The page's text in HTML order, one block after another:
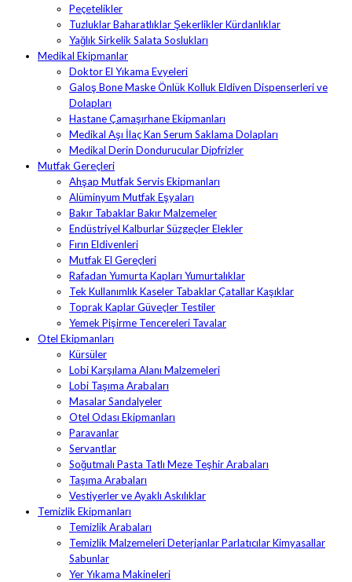
Peçetelikler
Tuzluklar Baharatlıklar Şekerlikler Kürdanlıklar
Yağlık Sirkelik Salata Soslukları
Medikal Ekipmanlar
Doktor El Yıkama Evyeleri
Galoş Bone Maske Önlük Kolluk Eldiven Dispenserleri ve
Dolapları
Hastane Çamaşırhane Ekipmanları
Medikal Aşı İlaç Kan Serum Saklama Dolapları
Medikal Derin Dondurucular Dipfrizler
Mutfak Gereçleri
Ahşap Mutfak Servis Ekipmanları
Alüminyum Mutfak Eşyaları
Bakır Tabaklar Bakır Malzemeler
Endüstriyel Kalburlar Süzgeçler Elekler
Fırın Eldivenleri
Mutfak El Gereçleri
Rafadan Yumurta Kapları Yumurtalıklar
Tek Kullanımlık Kaseler Tabaklar Çatallar Kaşıklar
Toprak Kaplar Güveçler Testiler
Yemek Pişirme Tencereleri Tavalar
Otel Ekipmanları
Kürsüler
Lobi Karşılama Alanı Malzemeleri
Lobi Taşıma Arabaları
Masalar Sandalyeler
Otel Odası Ekipmanları
Paravanlar
Servantlar
Soğutmalı Pasta Tatlı Meze Teşhir Arabaları
Taşıma Arabaları
Vestiyerler ve Ayaklı Askılıklar
Temizlik Ekipmanları
Temizlik Arabaları
Temizlik Malzemeleri Deterjanlar Parlatıcılar Kimyasallar
Sabunlar
Yer Yıkama Makineleri